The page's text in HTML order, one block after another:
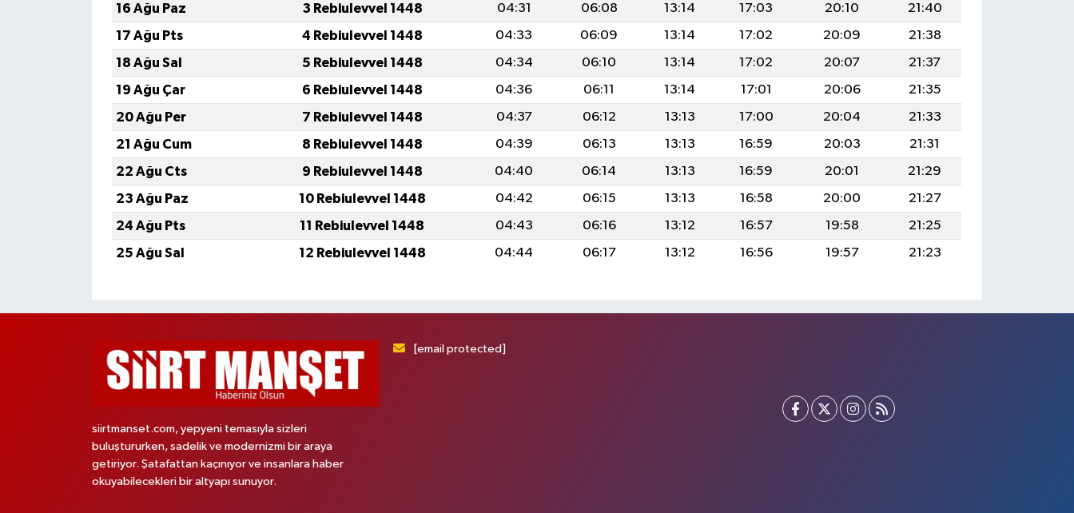
16 Ağu Paz
3 Rebiulevvel 1448 04:31 06:08 13:14 17:03 20:10
21:40
17 Ağu Pts
4 Rebiulevvel 1448 04:33 06:09 13:14 17:02 20:09
21:38
18 Ağu Sal
5 Rebiulevvel 1448 04:34 06:10 13:14 17:02 20:07
21:37
19 Ağu Çar
6 Rebiulevvel 1448 04:36 06:11 13:14 17:01 20:06
21:35
20 Ağu Per
7 Rebiulevvel 1448 04:37 06:12 13:13 17:00 20:04
21:33
21 Ağu Cum
8 Rebiulevvel 1448 04:39 06:13 13:13 16:59 20:03
21:31
22 Ağu Cts
9 Rebiulevvel 1448 04:40 06:14 13:13 16:59 20:01
21:29
23 Ağu Paz
10 Rebiulevvel 1448 04:42 06:15 13:13 16:58 20:00
21:27
24 Ağu Pts
11 Rebiulevvel 1448 04:43 06:16 13:12 16:57 19:58
21:25
25 Ağu Sal
12 Rebiulevvel 1448 04:44 06:17 13:12 16:56 19:57 21:23
siirtmanset.com, yepyeni temasıyla sizleri
buluştururken, sadelik ve modernizmi bir araya
getiriyor. Şatafattan kaçınıyor ve insanlara haber
okuyabilecekleri bir altyapı sunuyor.
[email protected]